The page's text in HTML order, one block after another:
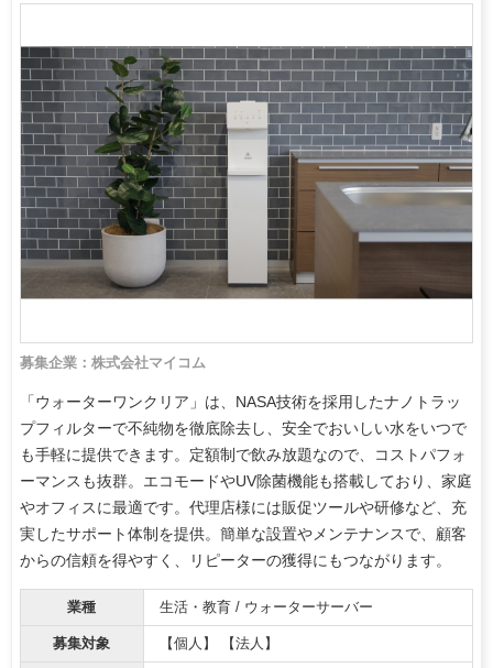
募集企業：株式会社マイコム
「ウォーターワンクリア」は、NASA技術を採用したナノトラッ
プフィルターで不純物を徹底除去し、安全でおいしい水をいつで
も手軽に提供できます。定額制で飲み放題なので、コストパフォ
ーマンスも抜群。エコモードやUV除菌機能も搭載しており、家庭
やオフィスに最適です。代理店様には販促ツールや研修など、充
実したサポート体制を提供。簡単な設置やメンテナンスで、顧客
からの信頼を得やすく、リピーターの獲得にもつながります。
業種 生活・教育 / ウォーターサーバー
募集対象 【個人】 【法人】